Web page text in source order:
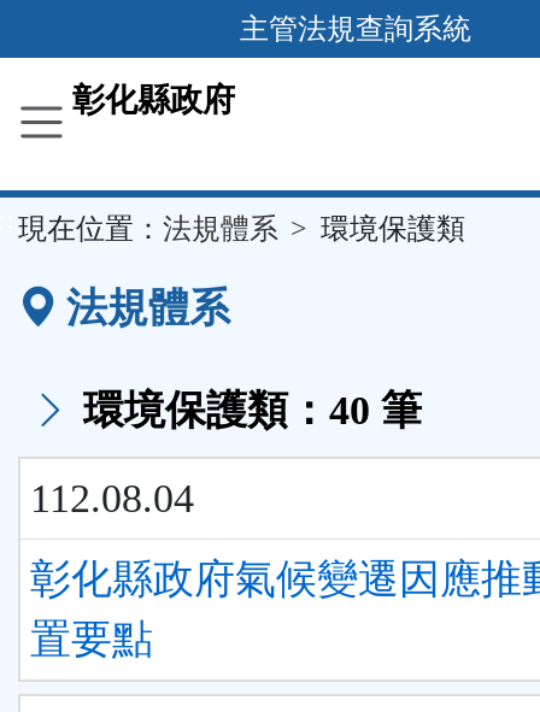
到
要
容
區
主管法規查詢系統
彰化縣政府
現在位置： 法規體系 環境保護類
法規體系
環境保護類：40 筆
112.08.04
彰化縣政府氣候變遷因應推
置要點